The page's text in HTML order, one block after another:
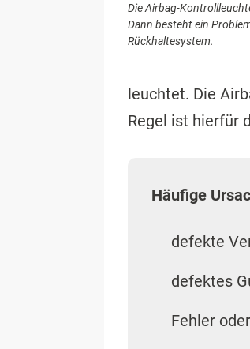
Die Airbag-
Dann besteht ein
Rückhaltesystem.
leuchtet. Die
Regel ist hierfür
Häufige
defekte
defektes
Fehler